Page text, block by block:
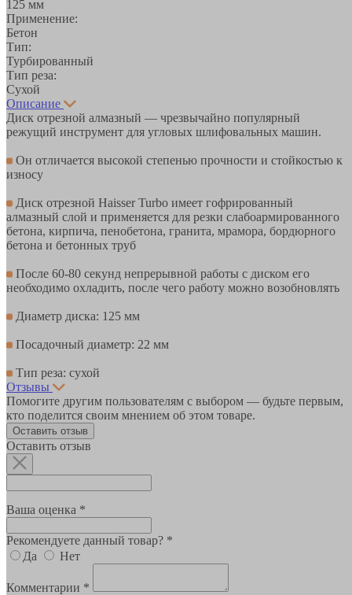
125 мм
Применение:
Бетон
Тип:
Турбированный
Тип реза:
Сухой
Описание
Диск отрезной алмазный — чрезвычайно популярный
режущий инструмент для угловых шлифовальных машин.
Он отличается высокой степенью прочности и стойкостью к
износу
Диск отрезной Haisser Turbo имеет гофрированный
алмазный слой и применяется для резки слабоармированного
бетона, кирпича, пенобетона, гранита, мрамора, бордюрного
бетона и бетонных труб
После 60-80 секунд непрерывной работы с диском его
необходимо охладить, после чего работу можно возобновлять
Диаметр диска: 125 мм
Посадочный диаметр: 22 мм
Тип реза: сухой
Отзывы
Помогите другим пользователям с выбором — будьте первым,
кто поделится своим мнением об этом товаре.
Оставить отзыв
Оставить отзыв
Ваша оценка *
Рекомендуете данный товар? *
Да
Нет
Комментарии *